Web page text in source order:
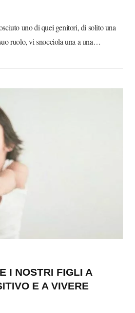
uno di quei genitori, di solito una
ruolo, vi snocciola una a una…
I NOSTRI FIGLI A
E A VIVERE